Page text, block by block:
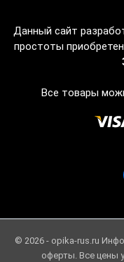
Данный сайт
простоты
Все товары
© 2026 - opika-rus.ru
оферты. Все цены